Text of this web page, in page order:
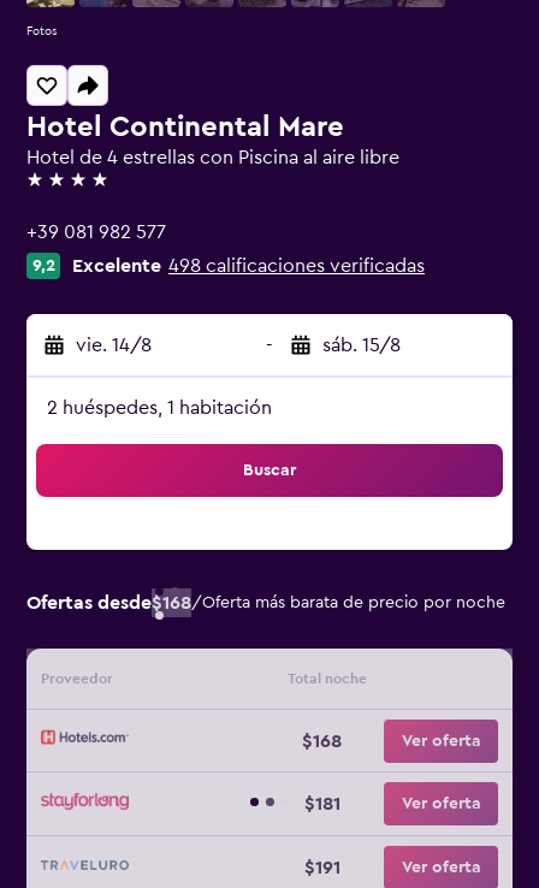
Hotel Continental Mare
Hotel de 4 estrellas con Piscina al aire libre
4 estrellas
+39 081 982 577
9,2 Excelente 498 calificaciones verificadas
vie. 14/8 - sáb. 15/8
2 huéspedes, 1 habitación
Buscar
Ofertas desde$168/Oferta más barata de precio por noche
Proveedor Total noche
$168 Ver oferta
$181 Ver oferta
$191 Ver oferta
Fotos